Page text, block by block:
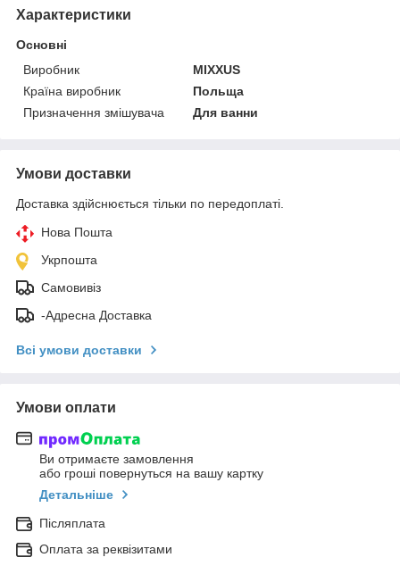
Характеристики
Основні
Виробник
MIXXUS
Країна виробник
Польща
Призначення змішувача
Для ванни
Умови доставки
Доставка здійснюється тільки по передоплаті.
Нова Пошта
Укрпошта
Самовивіз
-Адресна Доставка
Всі умови доставки
Умови оплати
Ви отримаєте замовлення
або гроші повернуться на вашу картку
Детальніше
Післяплата
Оплата за реквізитами